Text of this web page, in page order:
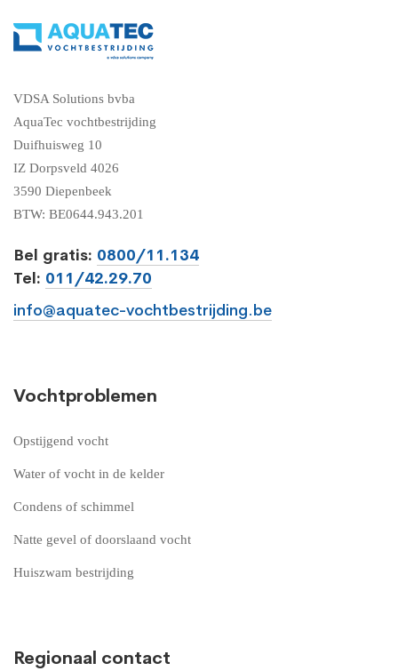
VDSA Solutions bvba
AquaTec vochtbestrijding
Duifhuisweg 10
IZ Dorpsveld 4026
3590 Diepenbeek
BTW: BE0644.943.201
Bel gratis: 0800/11.134
Tel: 011/42.29.70
info@aquatec-vochtbestrijding.be
Vochtproblemen
Opstijgend vocht
Water of vocht in de kelder
Condens of schimmel
Natte gevel of doorslaand vocht
Huiszwam bestrijding
Regionaal contact